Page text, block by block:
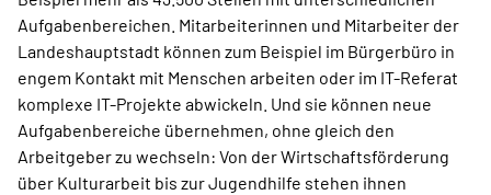
Aufgabenbereichen. Mitarbeiterinnen und Mitarbeiter der
Landeshauptstadt können zum Beispiel im Bürgerbüro in
engem Kontakt mit Menschen arbeiten oder im IT-Referat
komplexe IT-Projekte abwickeln. Und sie können neue
Aufgabenbereiche übernehmen, ohne gleich den
Arbeitgeber zu wechseln: Von der Wirtschaftsförderung
über Kulturarbeit bis zur Jugendhilfe stehen ihnen